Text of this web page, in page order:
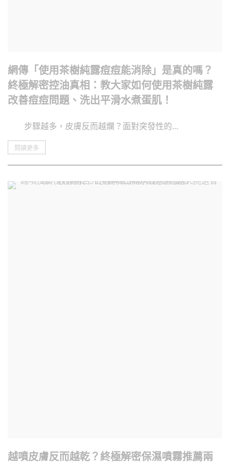
網傳「使用茶樹純露痘痘能消除」是真的嗎？
終極解密控油真相：教大家如何使用茶樹純露
改善痘痘問題、洗出平滑水煮蛋肌！
步驟越多，皮膚反而越爛？面對突發性的...
閱讀更多
越噴皮膚反而越乾？終極解密保濕噴霧推薦兩